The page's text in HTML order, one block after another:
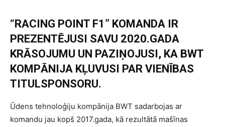
“RACING POINT F1” KOMANDA IR
PREZENTĒJUSI SAVU 2020.GADA
KRĀSOJUMU UN PAZIŅOJUSI, KA BWT
KOMPĀNIJA KĻUVUSI PAR VIENĪBAS
TITULSPONSORU.
Ūdens tehnoloģiju kompānija BWT sadarbojas ar
komandu jau kopš 2017.gada, kā rezultātā mašīnas